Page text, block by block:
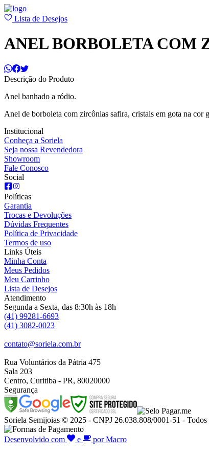
Lista de Desejos
ANEL BORBOLETA COM
Descrição do Produto
Anel banhado a ródio.
Anel de borboleta com zircônias safira, cristais em gota na cor
Institucional
Conheça a Soriela
Seja nossa Revendedora
Showroom
Fale Conosco
Social
Políticas
Garantia
Trocas e Devoluções
Dúvidas Frequentes
Política de Privacidade
Termos de uso
Links Úteis
Minha Conta
Meus Pedidos
Meu Carrinho
Lista de Desejos
Atendimento
Segunda a Sexta, das 8:30h às 18h
(41) 99281-6693
(41) 3082-0023
contato@soriela.com.br
Rua Voluntários da Pátria 475
Sala 203
Centro, Curitiba - PR, 80020000
Segurança
Soriela Semijoias © 2025 - CNPJ 26.038.808/0001-51 - Todos
Desenvolvido com e por Macro